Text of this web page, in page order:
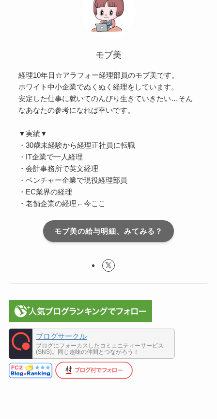
モブ美
経理10年目☆アラフォー経理部員のモブ美です。
ホワイト中小企業でぬくぬく経理をしています。
安定した仕事に就いてのんびり生きていきたい…そん
なあなたの参考になれば幸いです。
▼実績▼
・30歳未経験から経理正社員に転職
・IT企業で一人経理
・会計事務所で英文経理
・ベンチャー企業で現役経理部員
・EC業界の経理
・老舗企業の経理←今ここ
モブ美の給与明細、みてみる？
ブログサークル
ブログにフォーカスしたコミュニティーサービス
(SNS)。同じ趣味の仲間とつながろう！